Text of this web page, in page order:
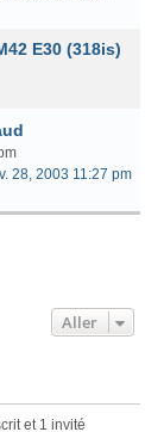
E30 (318is)
28, 2003 11:27 pm
Aller
et 1 invité